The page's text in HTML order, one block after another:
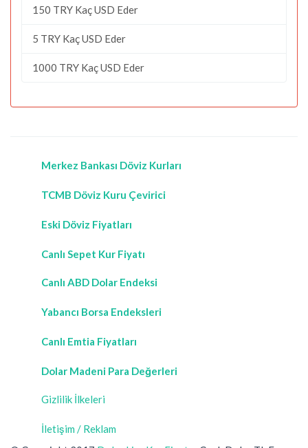
150 TRY Kaç USD Eder
5 TRY Kaç USD Eder
1000 TRY Kaç USD Eder
Merkez Bankası Döviz Kurları
TCMB Döviz Kuru Çevirici
Eski Döviz Fiyatları
Canlı Sepet Kur Fiyatı
Canlı ABD Dolar Endeksi
Yabancı Borsa Endeksleri
Canlı Emtia Fiyatları
Dolar Madeni Para Değerleri
Gizlilik İlkeleri
İletişim / Reklam